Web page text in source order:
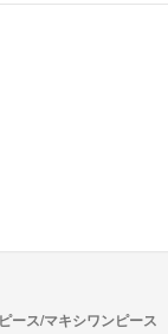
ース/マキシワンピース